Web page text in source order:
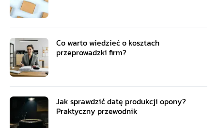
Co warto wiedzieć o kosztach
przeprowadzki firm?
Jak sprawdzić datę produkcji opony?
Praktyczny przewodnik